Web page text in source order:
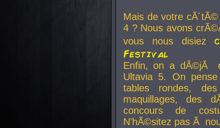
Mais de votre
4 ? Nous avons
vous nous disiez
Festival
Enfin, on a dÃ©jÃ
Ultavia 5. On
tables rondes,
maquillages, des
concours de
N'hÃ©sitez pas Ã